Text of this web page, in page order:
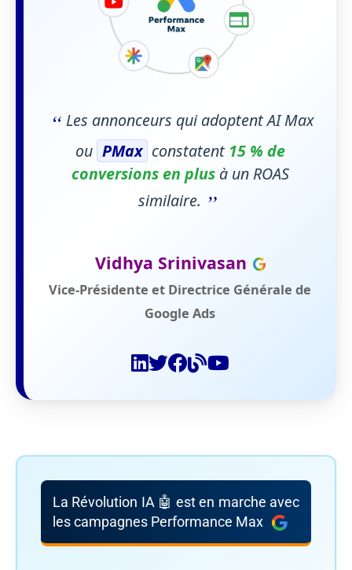
“ Les annonceurs qui adoptent AI Max
ou PMax constatent 15 % de
conversions en plusà un ROAS
similaire. ”
Vidhya Srinivasan
Vice-Présidente et Directrice Générale de
Google Ads
La Révolution IA 🤖 est en marche avec
les campagnes Performance Max